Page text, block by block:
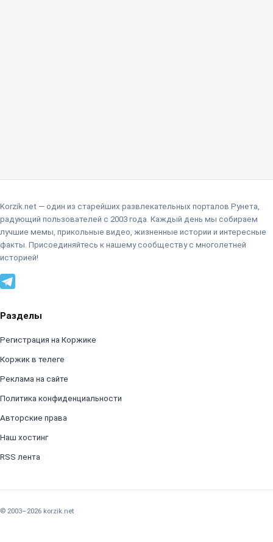
Korzik.net — один из старейших развлекательных порталов Рунета,
радующий пользователей с 2003 года. Каждый день мы собираем
лучшие мемы, прикольные видео, жизненные истории и интересные
факты. Присоединяйтесь к нашему сообществу с многолетней
историей!
Разделы
Регистрация на Коржике
Коржик в телеге
Реклама на сайте
Политика конфиденциальности
Авторские права
Наш хостинг
RSS лента
© 2003–2026 korzik.net